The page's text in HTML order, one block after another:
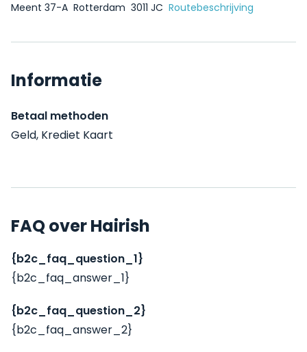
Meent 37-A Rotterdam 3011 JC Routebeschrijving
Informatie
Betaal methoden
Geld, Krediet Kaart
FAQ over Hairish
{b2c_faq_question_1}
{b2c_faq_answer_1}
{b2c_faq_question_2}
{b2c_faq_answer_2}